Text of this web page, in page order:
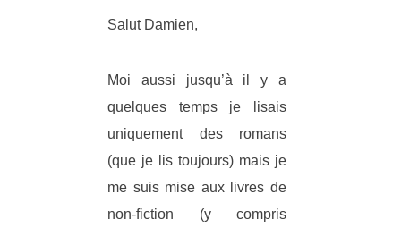
Salut Damien,
Moi aussi jusqu’à il y a
quelques temps je lisais
uniquement des romans
(que je lis toujours) mais je
me suis mise aux livres de
non-fiction (y compris